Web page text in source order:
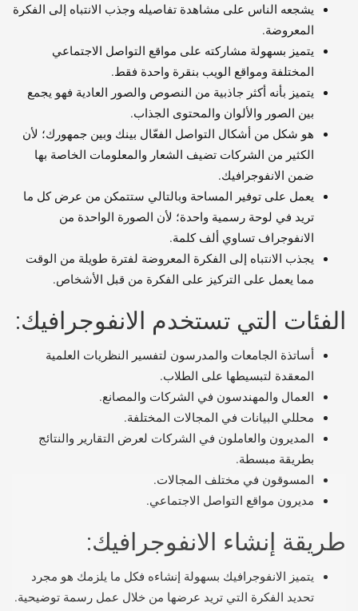
يشجعه الناس على مشاهدة تفاصيله وجذب الانتباه إلى الفكرة
المعروضة.
يتميز بسهولة مشاركته على مواقع التواصل الاجتماعي
المختلفة ومواقع الويب بنقرة واحدة فقط.
يتميز بأنه أكثر جاذبية من النصوص والصور العادية فهو يجمع
بين الصور والألوان والمحتوى الجذاب.
هو شكل من أشكال التواصل الفعّال بينك وبين جمهورك؛ لأن
الكثير من الشركات تضيف الشعار والمعلومات الخاصة بها
ضمن الانفوجرافيك.
يعمل على توفير المساحة وبالتالي ستتمكن من عرض كل ما
تريد في لوحة رسمية واحدة؛ لأن الصورة الواحدة من
الانفوجراف تساوي ألف كلمة.
يجذب الانتباه إلى الفكرة المعروضة لفترة طويلة من الوقت
مما يعمل على التركيز على الفكرة من قبل الأشخاص.
الفئات التي تستخدم الانفوجرافيك:
أساتذة الجامعات والمدرسون لتفسير النظريات العلمية
المعقدة لتبسيطها على الطلاب.
العمال والمهندسون في الشركات والمصانع.
محللي البيانات في المجالات المختلفة.
المديرون والعاملون في الشركات لعرض التقارير والنتائج
بطريقة مبسطة.
المسوقون في مختلف المجالات.
مديرون مواقع التواصل الاجتماعي.
طريقة إنشاء الانفوجرافيك:
يتميز الانفوجرافيك بسهولة إنشاءه فكل ما يلزمك هو مجرد
تحديد الفكرة التي تريد عرضها من خلال عمل رسمة توضيحية.